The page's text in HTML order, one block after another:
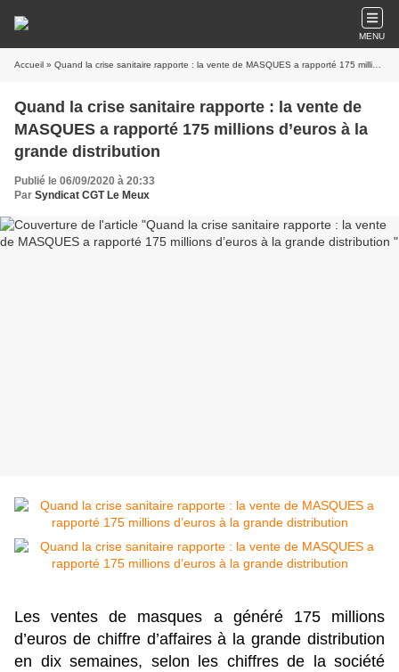
MENU
Accueil » Quand la crise sanitaire rapporte : la vente de MASQUES a rapporté 175 millions d’euros à la grande distribution
Quand la crise sanitaire rapporte : la vente de
MASQUES a rapporté 175 millions d’euros à la
grande distribution
Publié le 06/09/2020 à 20:33
Par Syndicat CGT Le Meux
Les ventes de masques a généré 175 millions
d’euros de chiffre d’affaires à la grande distribution
en dix semaines, selon les chiffres de la société